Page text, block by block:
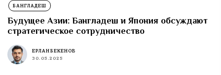
БАНГЛАДЕШ
Будущее Азии: Бангладеш и Япония обсуждают
стратегическое сотрудничество
ЕРЛАН БЕКЕНОВ
30.05.2025